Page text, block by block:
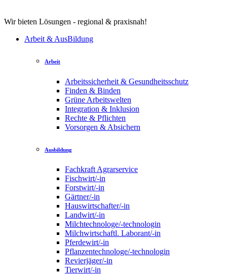
Wir bieten Lösungen - regional & praxisnah!
Arbeit & AusBildung
Arbeit
Arbeitssicherheit & Gesundheitsschutz
Finden & Binden
Grüne Arbeitswelten
Integration & Inklusion
Rechte & Pflichten
Vorsorgen & Absichern
Ausbildung
Fachkraft Agrarservice
Fischwirt/-in
Forstwirt/-in
Gärtner/-in
Hauswirtschafter/-in
Landwirt/-in
Milchtechnologe/-technologin
Milchwirtschaftl. Laborant/-in
Pferdewirt/-in
Pflanzentechnologe/-technologin
Revierjäger/-in
Tierwirt/-in